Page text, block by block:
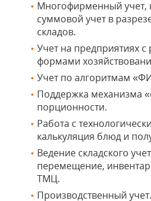
Многофирменный учет,
суммовой учет в
складов.
Учет на предприятиях
формами
Учет по алгоритмам
Поддержка механизма
порционности.
Работа с
калькуляция блюд и
Ведение складского
перемещение,
ТМЦ.
Производственный